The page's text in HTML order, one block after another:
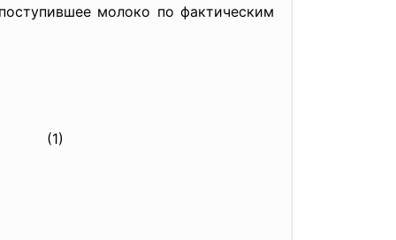
молоко по фактическим